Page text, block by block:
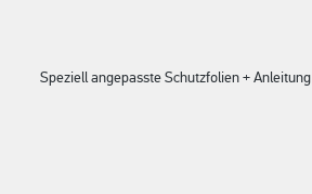
Speziell angepasste Schutzfolien + Anleitung